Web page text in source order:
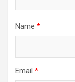
Name *
Email *